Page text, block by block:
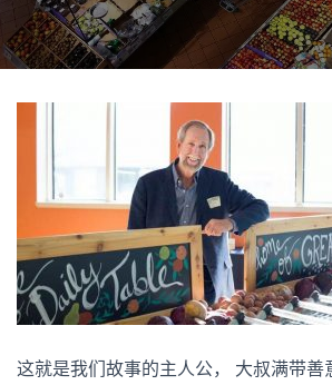
这就是我们故事的主人公， 大叔满带善